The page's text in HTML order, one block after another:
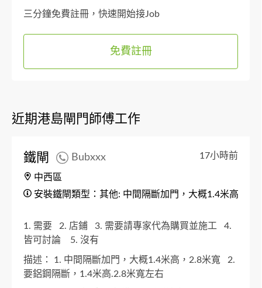
三分鐘免費註冊，快速開始接Job
免費註冊
近期港島閘門師傅工作
鐵閘 Bubxxx
中西區
安裝鐵閘類型：其他: 中間隔斷加門，大概1.4米高，
17小時前
1. 需要 2. 店鋪 3. 需要請專家代為購買並施工
4.
皆可討論
5. 沒有
描述： 1. 中間隔斷加門，大概1.4米高，2.8米寬
2.
要鋁鋼隔斷，1.4米高.2.8米寬左右